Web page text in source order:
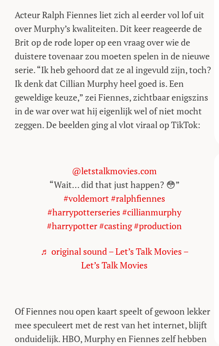
Acteur Ralph Fiennes liet zich al eerder vol lof uit
over Murphy’s kwaliteiten. Dit keer reageerde de
Brit op de rode loper op een vraag over wie de
duistere tovenaar zou moeten spelen in de nieuwe
serie. “Ik heb gehoord dat ze al ingevuld zijn, toch?
Ik denk dat Cillian Murphy heel goed is. Een
geweldige keuze,” zei Fiennes, zichtbaar enigszins
in de war over wat hij eigenlijk wel of niet mocht
zeggen. De beelden ging al vlot viraal op TikTok:
@letstalkmovies.com
“Wait… did that just happen? 😳”
#voldemort#ralphfiennes
#harrypotterseries #cillianmurphy
#harrypotter#casting#production
♬ original sound – Let’s Talk Movies –
Let’s Talk Movies
Of Fiennes nou open kaart speelt of gewoon lekker
mee speculeert met de rest van het internet, blijft
onduidelijk. HBO, Murphy en Fiennes zelf hebben